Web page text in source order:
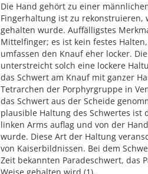
Die Hand gehört zu einer
Fingerhaltung ist zu rekonstruieren,
gehalten wurde. Auffälligstes
Mittelfinger; es ist kein festes
umfassen den Knauf eher locker.
unterstreicht solch eine lockere
das Schwert am Knauf mit ganzer
Tetrarchen der Porphyrgruppe in
das Schwert aus der Scheide
plausible Haltung des Schwertes ist
linken Arms auflag und von der
wurde. Diese Art der Haltung
von Kaiserbildnissen. Bei dem
Zeit bekannten Paradeschwert, das